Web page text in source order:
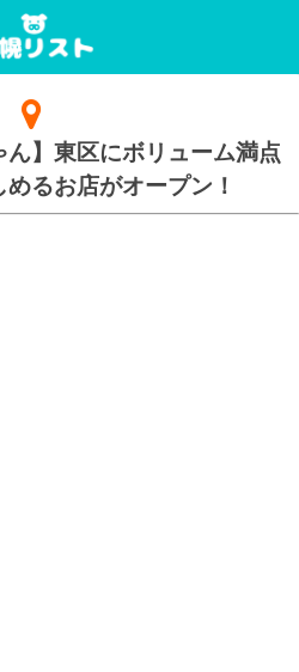
ん】東区にボリューム満点
るお店がオープン！